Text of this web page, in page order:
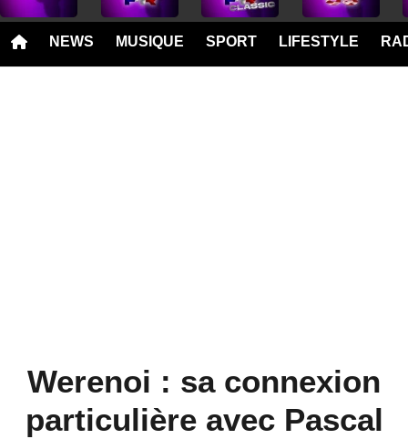
NEWS MUSIQUE SPORT LIFESTYLE
Werenoi : sa connexion
particulière avec Pascal